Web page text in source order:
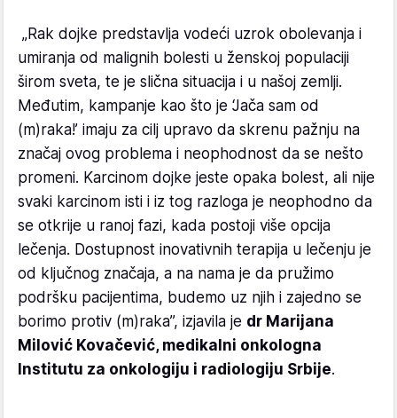
„Rak dojke predstavlja vodeći uzrok obolevanja i
umiranja od malignih bolesti u ženskoj populaciji
širom sveta, te je slična situacija i u našoj zemlji.
Međutim, kampanje kao što je ‘Jača sam od
(m)raka!’ imaju za cilj upravo da skrenu pažnju na
značaj ovog problema i neophodnost da se nešto
promeni. Karcinom dojke jeste opaka bolest, ali nije
svaki karcinom isti i iz tog razloga je neophodno da
se otkrije u ranoj fazi, kada postoji više opcija
lečenja. Dostupnost inovativnih terapija u lečenju je
od ključnog značaja, a na nama je da pružimo
podršku pacijentima, budemo uz njih i zajedno se
borimo protiv (m)raka”, izjavila je dr Marijana
Milović Kovačević, medikalni onkologna
Institutu za onkologiju i radiologiju Srbije.